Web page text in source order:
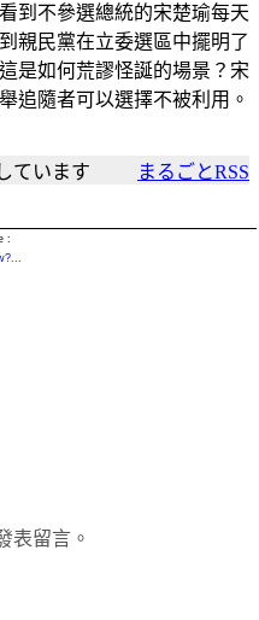
到不參選總統的宋楚瑜每天
親民黨在立委選區中擺明了
是如何荒謬怪誕的場景？宋
追隨者可以選擇不被利用。
ています まるごとRSS
:
表留言。